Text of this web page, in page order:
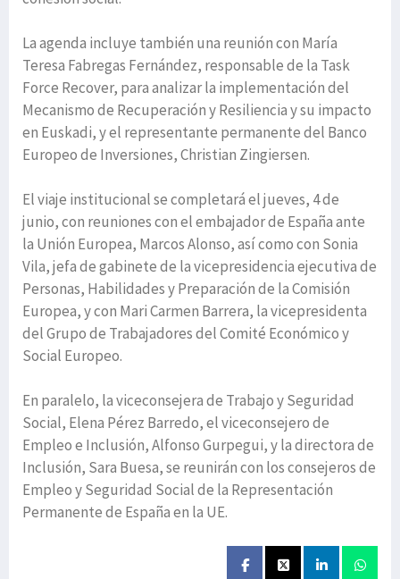
La agenda incluye también una reunión con María
Teresa Fabregas Fernández, responsable de la Task
Force Recover, para analizar la implementación del
Mecanismo de Recuperación y Resiliencia y su impacto
en Euskadi, y el representante permanente del Banco
Europeo de Inversiones, Christian Zingiersen.
El viaje institucional se completará el jueves, 4 de
junio, con reuniones con el embajador de España ante
la Unión Europea, Marcos Alonso, así como con Sonia
Vila, jefa de gabinete de la vicepresidencia ejecutiva de
Personas, Habilidades y Preparación de la Comisión
Europea, y con Mari Carmen Barrera, la vicepresidenta
del Grupo de Trabajadores del Comité Económico y
Social Europeo.
En paralelo, la viceconsejera de Trabajo y Seguridad
Social, Elena Pérez Barredo, el viceconsejero de
Empleo e Inclusión, Alfonso Gurpegui, y la directora de
Inclusión, Sara Buesa, se reunirán con los consejeros de
Empleo y Seguridad Social de la Representación
Permanente de España en la UE.